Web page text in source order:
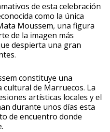
de esta celebración
como la única
Moussem, una figura
de la imagen más
despierta una gran
constituye una
de Marruecos. La
artísticas locales y el
durante unos días esta
de encuentro donde